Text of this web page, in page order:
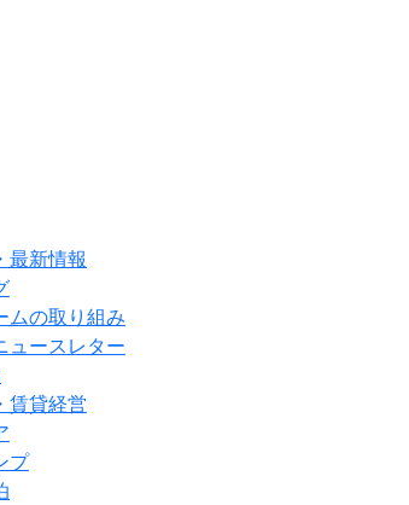
最新情報
ムの取り組み
ュースレター
賃貸経営
プ